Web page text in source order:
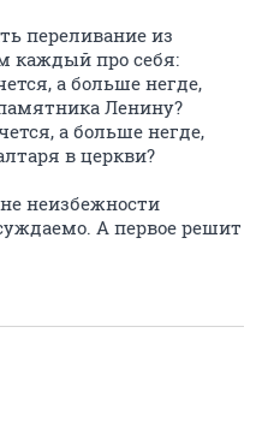
переливание из
каждый про себя:
а больше негде,
Ленину?
а больше негде,
в церкви?
неизбежности
А первое решит